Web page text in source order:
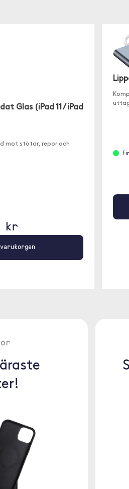
Glas (iPad 11 / iPad
mot stötar, repor och
kr